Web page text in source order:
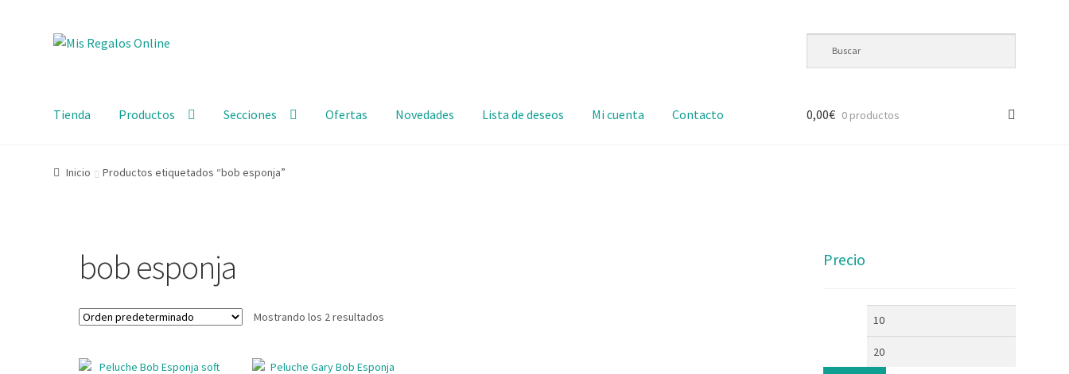
Tienda Productos Secciones Ofertas Novedades Lista de deseos Mi cuenta Contacto 0,00€ 0 productos
Inicio Productos etiquetados “bob esponja”
bob esponja
Mostrando los 2 resultados
Precio